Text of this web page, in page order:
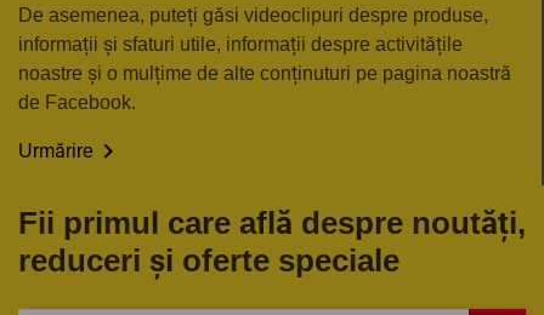
De asemenea, puteți găsi videoclipuri despre produse,
informații și sfaturi utile, informații despre activitățile
noastre și o mulțime de alte conținuturi pe pagina noastră
de Facebook.
Urmărire 
Fii primul care află despre noutăți,
reduceri și oferte speciale